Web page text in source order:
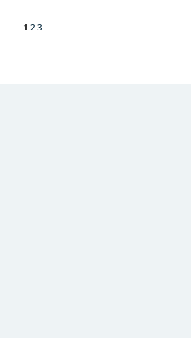
1 23